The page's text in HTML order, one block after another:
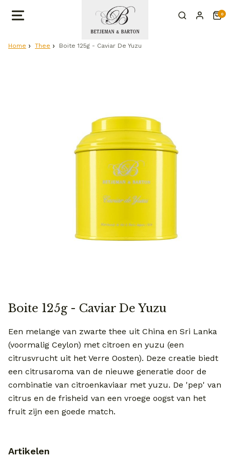
0
Home Thee Boite 125g - Caviar De Yuzu
Boite 125g - Caviar De Yuzu
Een melange van zwarte thee uit China en Sri Lanka
(voormalig Ceylon) met citroen en yuzu (een
citrusvrucht uit het Verre Oosten). Deze creatie biedt
een citrusaroma van de nieuwe generatie door de
combinatie van citroenkaviaar met yuzu. De 'pep' van
citrus en de frisheid van een vroege oogst van het
fruit zijn een goede match.
Artikelen